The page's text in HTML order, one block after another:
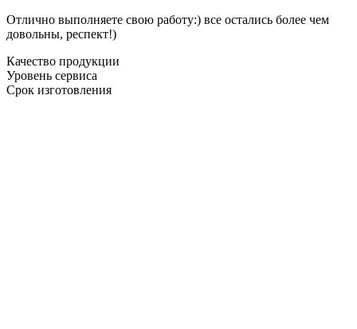
Отлично выполняете свою работу:) все остались более чем
довольны, респект!)
Качество продукции
Уровень сервиса
Срок изготовления